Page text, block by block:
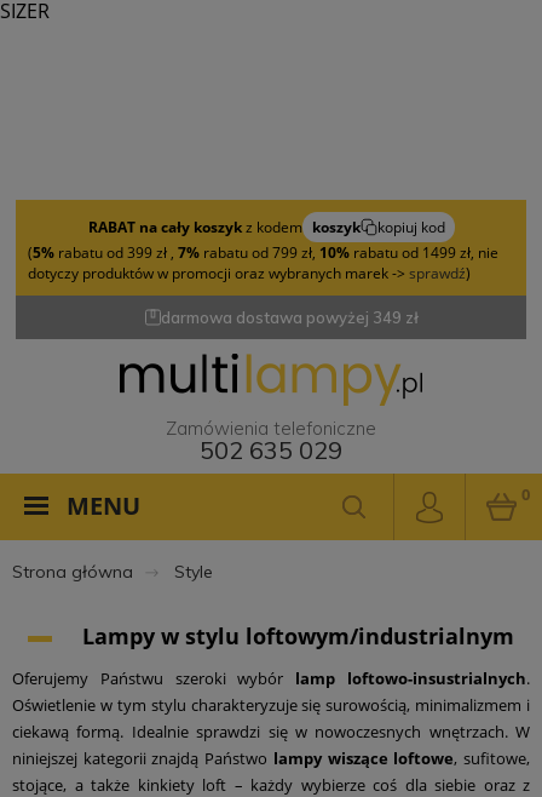
RABAT na cały koszykz kodem koszyk
kopiuj kod
(5% rabatu od 399 zł , 7% rabatu od 799 zł, 10% rabatu od 1499 zł, nie
dotyczy produktów w promocji oraz wybranych marek -> sprawdź)
darmowa dostawa powyżej 349 zł
Zamówienia telefoniczne
502 635 029
MENU 0
Strona główna Style
Lampy w stylu loftowym/industrialnym
Oferujemy Państwu szeroki wybór lamp loftowo-insustrialnych.
Oświetlenie w tym stylu charakteryzuje się surowością, minimalizmem i
ciekawą formą. Idealnie sprawdzi się w nowoczesnych wnętrzach. W
niniejszej kategorii znajdą Państwo lampy wiszące loftowe, sufitowe,
stojące, a także kinkiety loft – każdy wybierze coś dla siebie oraz z
SIZER